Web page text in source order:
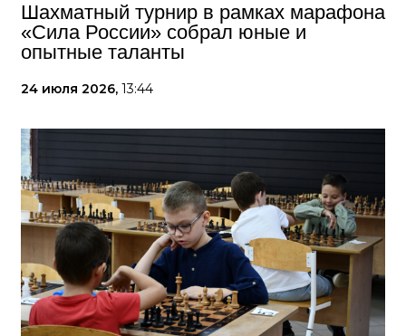
Шахматный турнир в рамках марафона
«Сила России» собрал юные и
опытные таланты
24 июля 2026, 13:44